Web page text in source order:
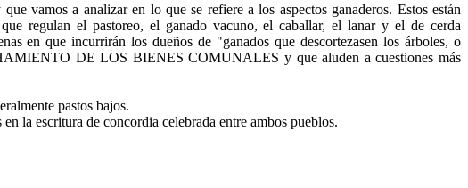
vamos a analizar en lo que se refiere a los aspectos ganaderos. Estos están
regulan el pastoreo, el ganado vacuno, el caballar, el lanar y el de cerda
en que incurrirán los dueños de "ganados que descortezasen los árboles, o
DE LOS BIENES COMUNALES y que aluden a cuestiones más
pastos bajos.
la escritura de concordia celebrada entre ambos pueblos.